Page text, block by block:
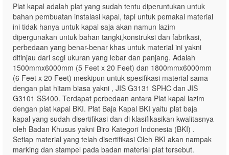
Plat kapal adalah plat yang sudah tentu diperuntukan untuk
bahan pembuatan instalasi kapal, tapi untuk pemakai material
ini tidak hanya untuk kapal saja akan namun lazim
dipergunakan untuk bahan tangki,konstruksi dan fabrikasi,
perbedaan yang benar-benar khas untuk material ini yakni
ditinjau dari segi ukuran yang lebar dan panjang. Adalah
1500mmx6000mm (5 Feet x 20 Feet) dan 1800mmx6000mm
(6 Feet x 20 Feet) meskipun untuk spesifikasi material sama
dengan plat hitam biasa yakni , JIS G3131 SPHC dan JIS
G3101 SS400. Terdapat perbedaan antara Plat kapal lazim
dengan plat kapal BKI. Plat Baja Kapal BKI yaitu plat baja
kapal yang sudah disertifikasi dan di klasifikasikan kwalitasnya
oleh Badan Khusus yakni Biro Kategori Indonesia (BKI) .
Setiap material yang telah disertifikasi Oleh BKI akan nampak
marking dan stampel pada badan material plat tersebut.